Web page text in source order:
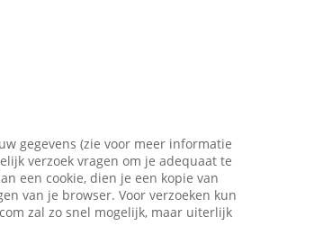
gegevens (zie voor meer informatie
verzoek vragen om je adequaat te
een cookie, dien je een kopie van
van je browser. Voor verzoeken kun
zal zo snel mogelijk, maar uiterlijk